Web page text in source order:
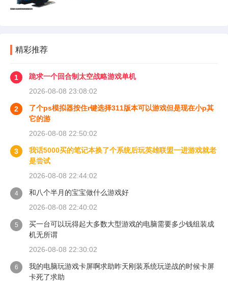
精彩推荐
1
跪求一个回合制太空战略游戏单机
2026-08-08 23:08:02
2
了个ps模拟器按住r键选择311版本可以游戏但是现在小p其
它的游
2026-08-08 22:50:02
3
我话5000买的笔记本换了个系统后玩英雄联盟一进游戏就老
是尝试
2026-08-08 22:44:02
4
和八个半月的宝宝做什么游戏好
2026-08-08 22:40:02
5
买一台可以玩得起大多数大型游戏的电脑需要多少钱组装成
机无所谓
2026-08-08 22:30:02
6
我的电脑玩游戏卡屏啊求助昨天刚装系统玩逆战的时候卡屏
卡死了求助